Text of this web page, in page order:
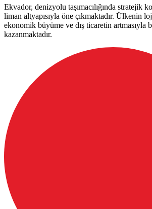
Ekvador, denizyolu taşımacılığında stratejik
liman altyapısıyla öne çıkmaktadır. Ülkenin
ekonomik büyüme ve dış ticaretin
kazanmaktadır.